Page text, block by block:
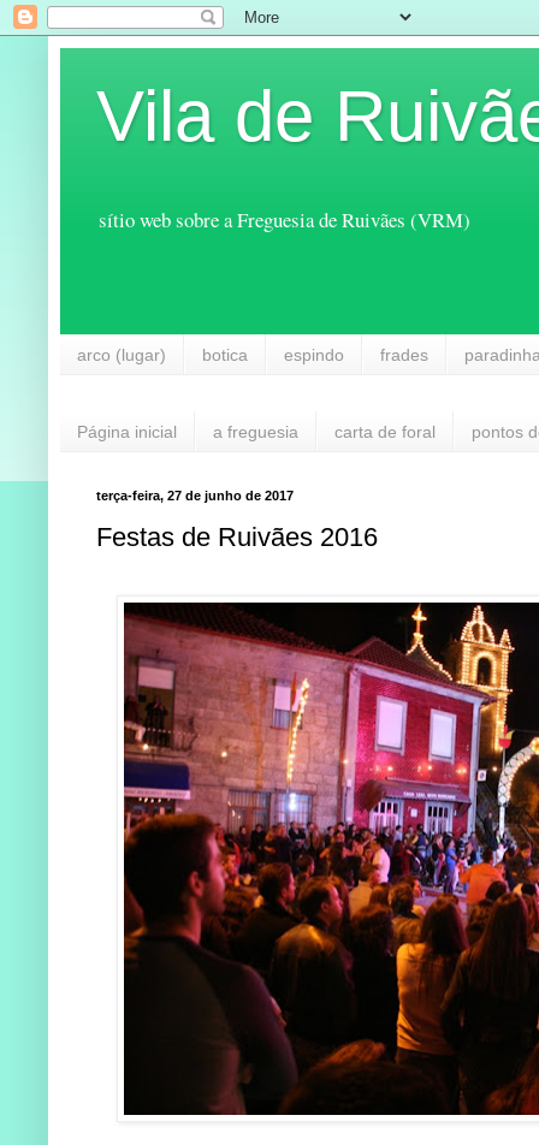
Vila de
sítio web sobre a Freguesia de Ruivães (VRM)
arco (lugar) botica espindo frades
Página inicial a freguesia carta de foral pontos
terça-feira, 27 de junho de 2017
Festas de Ruivães 2016